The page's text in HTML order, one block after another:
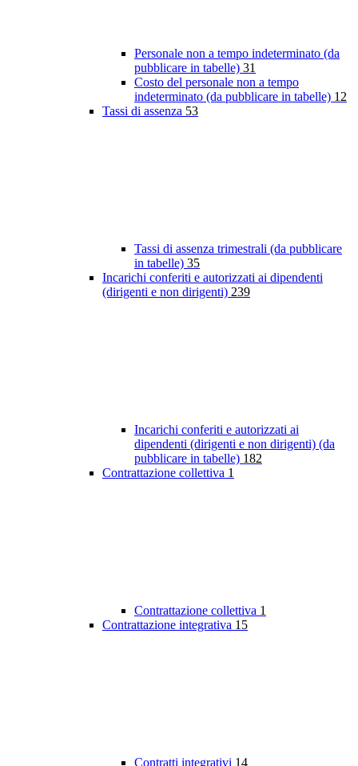
Personale non a tempo indeterminato (da
pubblicare in tabelle) 31
Costo del personale non a tempo
indeterminato (da pubblicare in tabelle) 12
Tassi di assenza 53
Tassi di assenza trimestrali (da pubblicare
in tabelle) 35
Incarichi conferiti e autorizzati ai dipendenti
(dirigenti e non dirigenti) 239
Incarichi conferiti e autorizzati ai
dipendenti (dirigenti e non dirigenti) (da
pubblicare in tabelle) 182
Contrattazione collettiva 1
Contrattazione collettiva 1
Contrattazione integrativa 15
Contratti integrativi 14